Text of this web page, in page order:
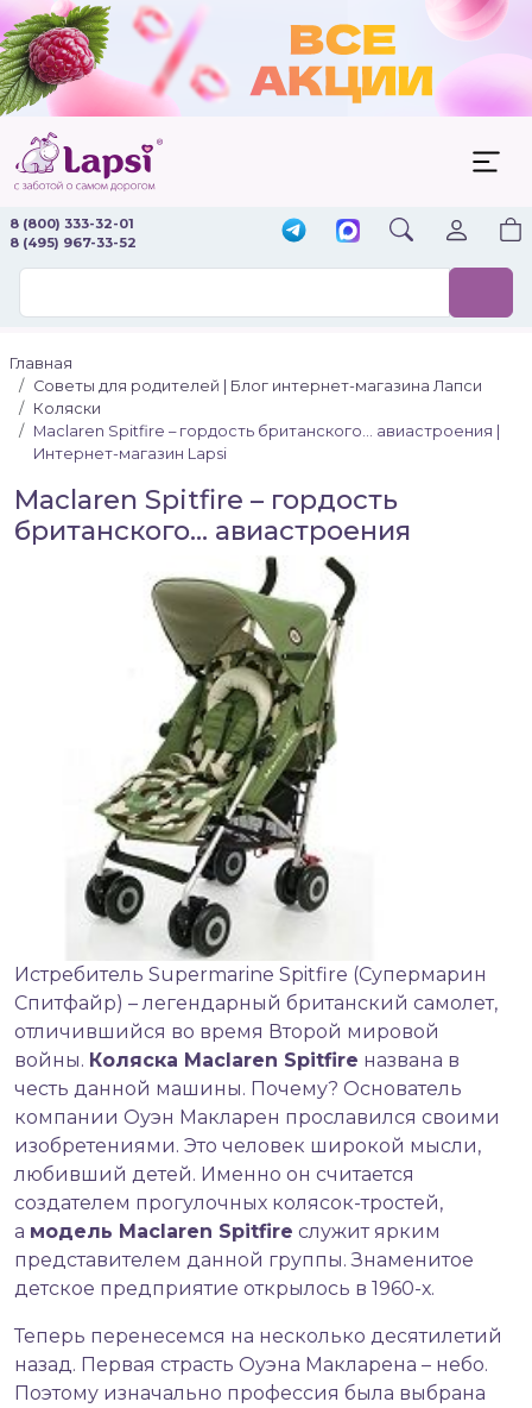
8 (800) 333-32-01
8 (495) 967-33-52
Главная
Советы для родителей | Блог интернет-магазина Лапси
Коляски
Maclaren Spitfire – гордость британского... авиастроения |
Интернет-магазин Lapsi
Maclaren Spitfire – гордость
британского... авиастроения
Истребитель Supermarine Spitfire (Супермарин
Спитфайр) – легендарный британский самолет,
отличившийся во время Второй мировой
войны. Коляска Maclaren Spitfire названа в
честь данной машины. Почему? Основатель
компании Оуэн Макларен прославился своими
изобретениями. Это человек широкой мысли,
любивший детей. Именно он считается
создателем прогулочных колясок-тростей,
а модель Maclaren Spitfire служит ярким
представителем данной группы. Знаменитое
детское предприятие открылось в 1960-х.
Теперь перенесемся на несколько десятилетий
назад. Первая страсть Оуэна Макларена – небо.
Поэтому изначально профессия была выбрана